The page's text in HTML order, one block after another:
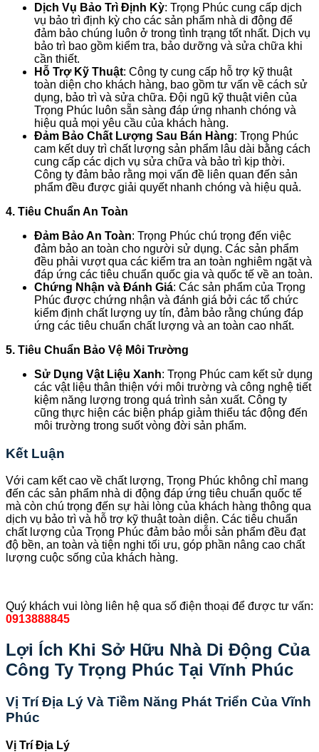
Dịch Vụ Bảo Trì Định Kỳ: Trọng Phúc cung cấp dịch
vụ bảo trì định kỳ cho các sản phẩm nhà di động để
đảm bảo chúng luôn ở trong tình trạng tốt nhất. Dịch vụ
bảo trì bao gồm kiểm tra, bảo dưỡng và sửa chữa khi
cần thiết.
Hỗ Trợ Kỹ Thuật: Công ty cung cấp hỗ trợ kỹ thuật
toàn diện cho khách hàng, bao gồm tư vấn về cách sử
dụng, bảo trì và sửa chữa. Đội ngũ kỹ thuật viên của
Trọng Phúc luôn sẵn sàng đáp ứng nhanh chóng và
hiệu quả mọi yêu cầu của khách hàng.
Đảm Bảo Chất Lượng Sau Bán Hàng: Trọng Phúc
cam kết duy trì chất lượng sản phẩm lâu dài bằng cách
cung cấp các dịch vụ sửa chữa và bảo trì kịp thời.
Công ty đảm bảo rằng mọi vấn đề liên quan đến sản
phẩm đều được giải quyết nhanh chóng và hiệu quả.
4. Tiêu Chuẩn An Toàn
Đảm Bảo An Toàn: Trọng Phúc chú trọng đến việc
đảm bảo an toàn cho người sử dụng. Các sản phẩm
đều phải vượt qua các kiểm tra an toàn nghiêm ngặt và
đáp ứng các tiêu chuẩn quốc gia và quốc tế về an toàn.
Chứng Nhận và Đánh Giá: Các sản phẩm của Trọng
Phúc được chứng nhận và đánh giá bởi các tổ chức
kiểm định chất lượng uy tín, đảm bảo rằng chúng đáp
ứng các tiêu chuẩn chất lượng và an toàn cao nhất.
5. Tiêu Chuẩn Bảo Vệ Môi Trường
Sử Dụng Vật Liệu Xanh: Trọng Phúc cam kết sử dụng
các vật liệu thân thiện với môi trường và công nghệ tiết
kiệm năng lượng trong quá trình sản xuất. Công ty
cũng thực hiện các biện pháp giảm thiểu tác động đến
môi trường trong suốt vòng đời sản phẩm.
Kết Luận
Với cam kết cao về chất lượng, Trọng Phúc không chỉ mang
đến các sản phẩm nhà di động đáp ứng tiêu chuẩn quốc tế
mà còn chú trọng đến sự hài lòng của khách hàng thông qua
dịch vụ bảo trì và hỗ trợ kỹ thuật toàn diện. Các tiêu chuẩn
chất lượng của Trọng Phúc đảm bảo mỗi sản phẩm đều đạt
độ bền, an toàn và tiện nghi tối ưu, góp phần nâng cao chất
lượng cuộc sống của khách hàng.
Quý khách vui lòng liên hệ qua số điện thoại để được tư vấn:
0913888845
Lợi Ích Khi Sở Hữu Nhà Di Động Của
Công Ty Trọng Phúc Tại Vĩnh Phúc
Vị Trí Địa Lý Và Tiềm Năng Phát Triển Của Vĩnh
Phúc
Vị Trí Địa Lý